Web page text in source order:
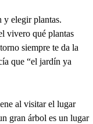
y elegir plantas.
vivero qué plantas
siempre te da la
que “el jardín ya
al visitar el lugar
gran árbol es un lugar